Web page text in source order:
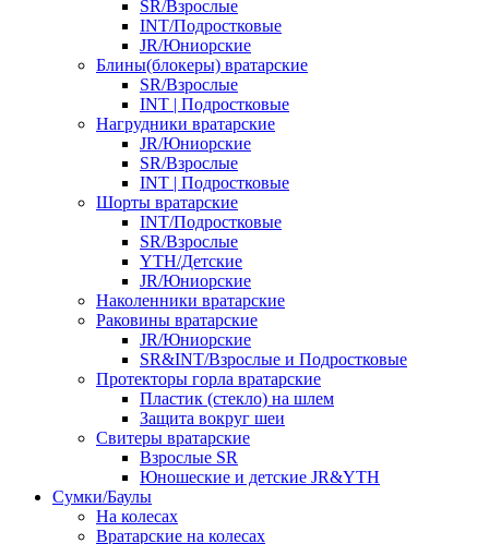
SR/Взрослые
INT/Подростковые
JR/Юниорские
Блины(блокеры) вратарские
SR/Взрослые
INT | Подростковые
Нагрудники вратарские
JR/Юниорские
SR/Взрослые
INT | Подростковые
Шорты вратарские
INT/Подростковые
SR/Взрослые
YTH/Детские
JR/Юниорские
Наколенники вратарские
Раковины вратарские
JR/Юниорские
SR&INT/Взрослые и Подростковые
Протекторы горла вратарские
Пластик (стекло) на шлем
Защита вокруг шеи
Свитеры вратарские
Взрослые SR
Юношеские и детские JR&YTH
Сумки/Баулы
На колесах
Вратарские на колесах